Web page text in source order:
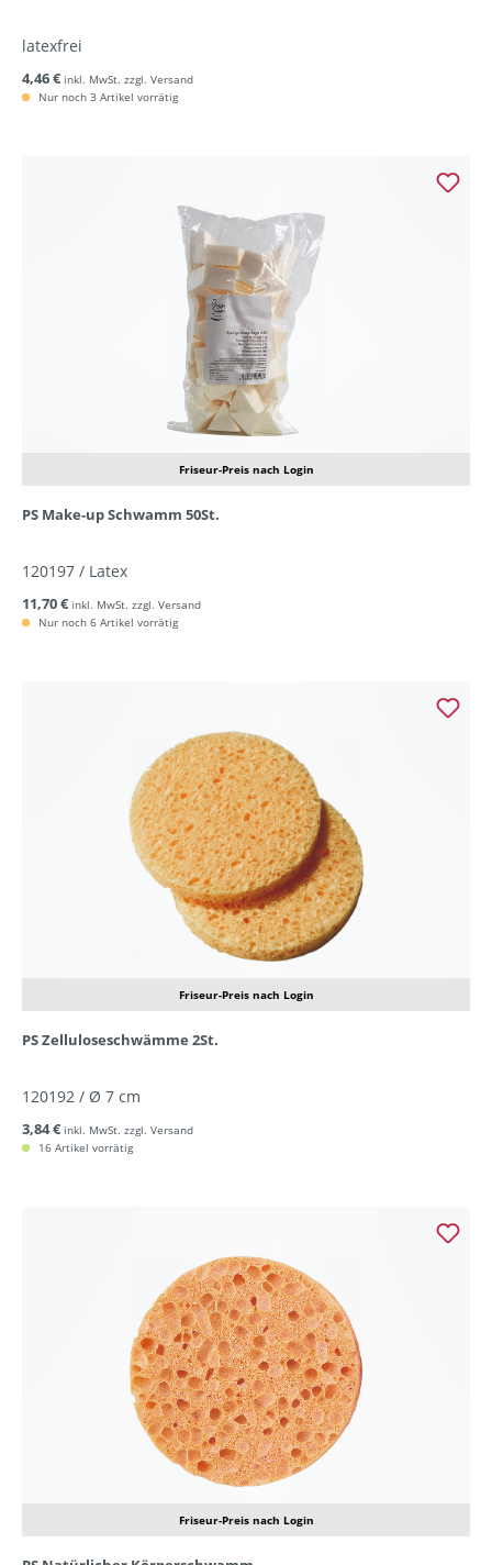
latexfrei
4,46 € inkl. MwSt. zzgl. Versand
Nur noch 3 Artikel vorrätig
Friseur-Preis nach Login
PS Make-up Schwamm 50St.
120197 / Latex
11,70 € inkl. MwSt. zzgl. Versand
Nur noch 6 Artikel vorrätig
Friseur-Preis nach Login
PS Zelluloseschwämme 2St.
120192 / Ø 7 cm
3,84 € inkl. MwSt. zzgl. Versand
16 Artikel vorrätig
Friseur-Preis nach Login